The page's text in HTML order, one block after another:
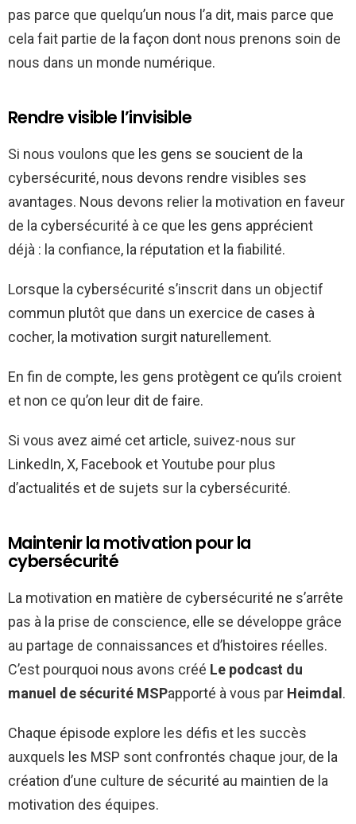
pas parce que quelqu’un nous l’a dit, mais parce que
cela fait partie de la façon dont nous prenons soin de
nous dans un monde numérique.
Rendre visible l’invisible
Si nous voulons que les gens se soucient de la
cybersécurité, nous devons rendre visibles ses
avantages. Nous devons relier la motivation en faveur
de la cybersécurité à ce que les gens apprécient
déjà : la confiance, la réputation et la fiabilité.
Lorsque la cybersécurité s’inscrit dans un objectif
commun plutôt que dans un exercice de cases à
cocher, la motivation surgit naturellement.
En fin de compte, les gens protègent ce qu’ils croient
et non ce qu’on leur dit de faire.
Si vous avez aimé cet article, suivez-nous sur
LinkedIn, X, Facebook et Youtube pour plus
d’actualités et de sujets sur la cybersécurité.
Maintenir la motivation pour la
cybersécurité
La motivation en matière de cybersécurité ne s’arrête
pas à la prise de conscience, elle se développe grâce
au partage de connaissances et d’histoires réelles.
C’est pourquoi nous avons créé Le podcast du
manuel de sécurité MSPapporté à vous par Heimdal .
Chaque épisode explore les défis et les succès
auxquels les MSP sont confrontés chaque jour, de la
création d’une culture de sécurité au maintien de la
motivation des équipes.